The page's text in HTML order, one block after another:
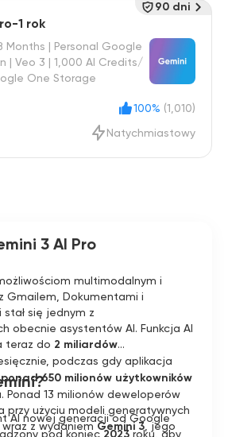
1 rok
Months | Personal Google
| Veo 3 | 1,000 AI Credits/
One Storage
100% (1,010)
Natychmiastowy
90 dni
3 AI Pro
multimodalnym i
Gmailem, Dokumentami i
stał się jednym z
obecnie asystentów AI. Funkcja AI
teraz do 2 miliardów
podczas gdy aplikacja
ponad 650 milionów użytkowników
Ponad 13 milionów deweloperów
przy użyciu modeli generatywnych
wraz z wydaniemGemini 3 , jego
AI nowej generacji od Google
pod koniec2023roku, aby